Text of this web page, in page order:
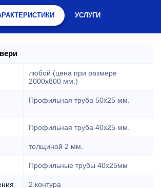
УСЛУГИ
любой (цена при размере
2000x800 мм.)
Профильная труба 50х25 мм.
Профильная труба 40х25 мм.
толщиной 2 мм.
Профильные трубы 40х25мм
2 контура